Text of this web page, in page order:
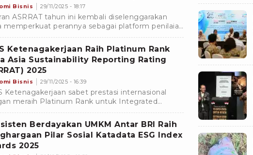
Bisnis 29/11/2025 - 18:17
ASRRAT tahun ini kembali diselenggarakan
memperkuat perannya sebagai platform penilaian
laporan keberlanjutan terkemuka di Asia.
Ketenagakerjaan Raih Platinum Rank
Asia Sustainability Reporting Rating
2025
Bisnis 29/11/2025 - 16:39
Ketenagakerjaan sabet prestasi internasional
meraih Platinum Rank untuk Integrated
2024, dalam ajang Asia Sustainability Reporting
(ASRRAT) 2025 .
Berdayakan UMKM Antar BRI Raih
Pilar Sosial Katadata ESG Index
2025